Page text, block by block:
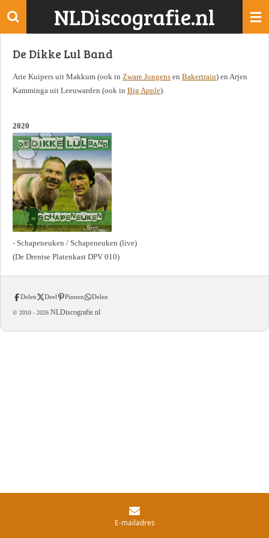
Ga
de
NLDiscografie.nl
De Dikke Lul Band
Arie Kuipers uit Makkum (ook in Zware Jongens en Bakertrain) en Arjen
Kamminga uit Leeuwarden (ook in Big Apple).
2020
- Schapeneuken / Schapeneuken (live)
(De Drentse Platenkast DPV 010)
Delen Deel Pinnen Delen
© 2010 - 2026 NLDiscografie.nl
E-mailadres